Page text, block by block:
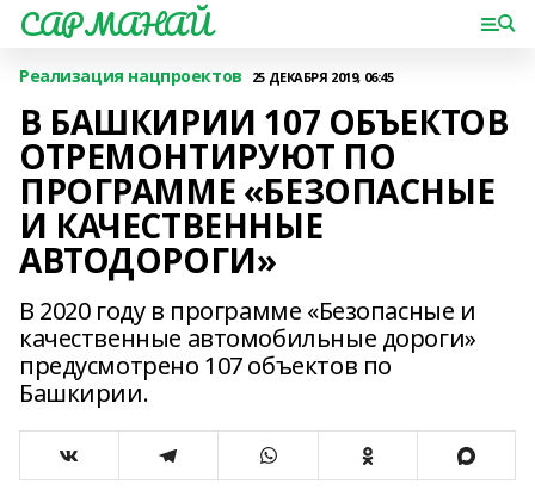
САРМАНАЙ
Реализация нацпроектов 25 ДЕКАБРЯ 2019, 06:45
В БАШКИРИИ 107 ОБЪЕКТОВ
ОТРЕМОНТИРУЮТ ПО
ПРОГРАММЕ «БЕЗОПАСНЫЕ
И КАЧЕСТВЕННЫЕ
АВТОДОРОГИ»
В 2020 году в программе «Безопасные и
качественные автомобильные дороги»
предусмотрено 107 объектов по
Башкирии.